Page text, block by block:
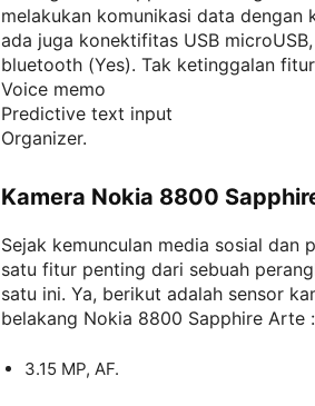
melakukan komunikasi data dengan
ada juga konektifitas USB
bluetooth (Yes). Tak ketinggalan
Voice memo
Predictive text input
Organizer.
Kamera Nokia 8800
Sejak kemunculan media sosial dan
satu fitur penting dari sebuah
satu ini. Ya, berikut adalah sensor
belakang Nokia 8800 Sapphire Arte :
3.15 MP, AF.